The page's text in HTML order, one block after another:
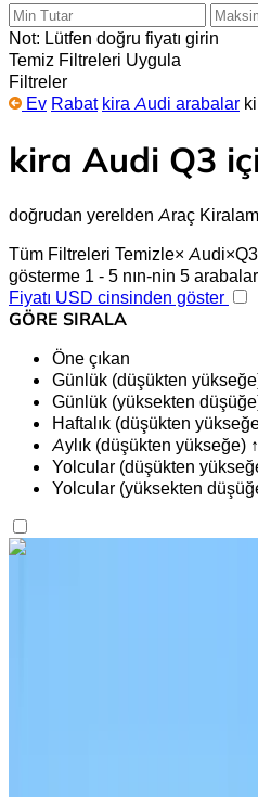
Not: Lütfen doğru fiyatı girin
Temiz Filtreleri Uygula
Filtreler
Ev Rabat kira Audi arabalar
kira Audi Q3
doğrudan yerelden Araç
Tüm Filtreleri Temizle× Audi×Q3
gösterme 1 - 5 nın-nin 5 arabalar
Fiyatı USD cinsinden göster
GÖRE SIRALA
Öne çıkan
Günlük (düşükten
Günlük (yüksekten
Haftalık (düşükten
Aylık (düşükten yükseğe) ↑
Yolcular (düşükten
Yolcular (yüksekten
İlgini çekti mi?